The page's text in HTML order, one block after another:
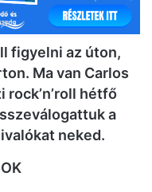
figyelni az úton,
Ma van Carlos
rock’n’roll hétfő
a
neked.